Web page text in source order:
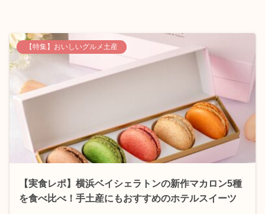
【特集】おいしいグルメ土産
【実食レポ】横浜ベイシェラトンの新作マカロン5種
を食べ比べ！手土産にもおすすめのホテルスイーツ